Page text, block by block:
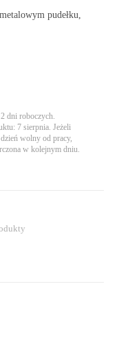
pudełku,
dni roboczych.
7 sierpnia. Jeżeli
wolny od pracy,
w kolejnym dniu.